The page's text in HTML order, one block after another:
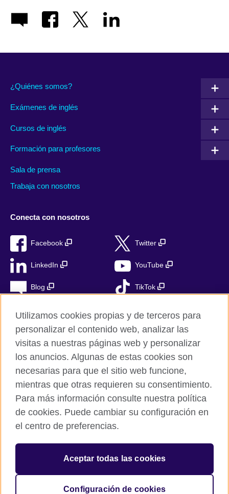
¿Quiénes somos?
Exámenes de inglés
Cursos de inglés
Formación para profesores
Sala de prensa
Trabaja con nosotros
Conecta con nosotros
Facebook Twitter
LinkedIn YouTube
Blog TikTok
British Council Global
Privacidad
Aviso Legal
Cookies
Mapa del sitio
© 2026 British Council
relations and educational opportunities. A registered charity in
the UK: 209131 (England and Wales) SC037733
(Scotland). Registered in Spain as “Delegación en España de la
number 847 CUL-EXT.
Utilizamos cookies propias y de terceros para
personalizar el contenido web, analizar las
visitas a nuestras páginas web y personalizar
los anuncios. Algunas de estas cookies son
necesarias para que el sitio web funcione,
mientras que otras requieren su consentimiento.
Para más información consulte nuestra política
de cookies. Puede cambiar su configuración en
el centro de preferencias.
Aceptar todas las cookies
Configuración de cookies